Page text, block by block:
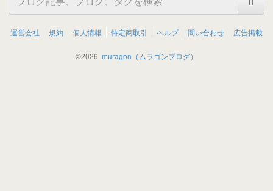
運営会社 規約 個人情報 特定商取引 ヘルプ 問い合わせ 広告掲載
©2026 muragon（ムラゴンブログ）